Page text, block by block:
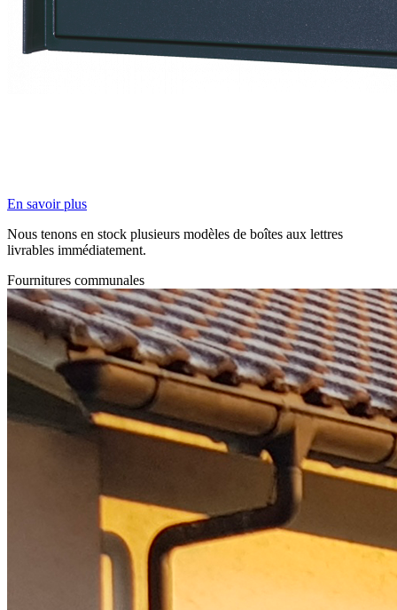
En savoir plus
Nous tenons en stock plusieurs modèles de boîtes aux lettres
livrables immédiatement.
Fournitures communales